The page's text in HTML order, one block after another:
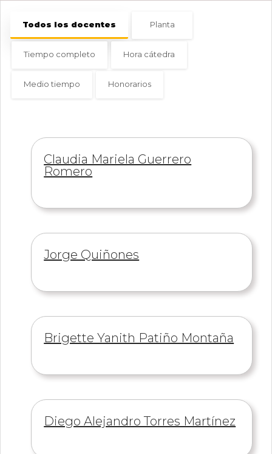
Todos los docentes Planta
Tiempo completo Hora cátedra
Medio tiempo Honorarios
Información
de
Claudia Mariela Guerrero
Romero
Información
Jorge Quiñones
Información
Brigette Yanith Patiño Montaña
Información
Diego Alejandro Torres Martínez